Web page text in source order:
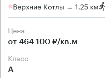
Верхние Котлы → 1.25 км
Цена
от 464 100 ₽/кв.м
класс
А